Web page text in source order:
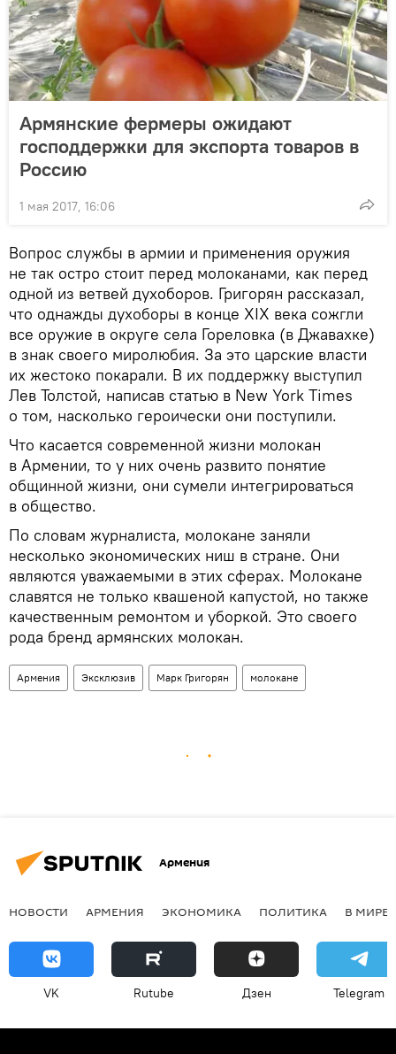
Армянские фермеры ожидают
господдержки для экспорта товаров в
Россию
1 мая 2017, 16:06
Вопрос службы в армии и применения оружия
не так остро стоит перед молоканами, как перед
одной из ветвей духоборов. Григорян рассказал,
что однажды духоборы в конце XIX века сожгли
все оружие в округе села Гореловка (в Джавахке)
в знак своего миролюбия. За это царские власти
их жестоко покарали. В их поддержку выступил
Лев Толстой, написав статью в New York Times
о том, насколько героически они поступили.
Что касается современной жизни молокан
в Армении, то у них очень развито понятие
общинной жизни, они сумели интегрироваться
в общество.
По словам журналиста, молокане заняли
несколько экономических ниш в стране. Они
являются уважаемыми в этих сферах. Молокане
славятся не только квашеной капустой, но также
качественным ремонтом и уборкой. Это своего
рода бренд армянских молокан.
Армения Эксклюзив Марк Григорян молокане
Армения
НОВОСТИ АРМЕНИЯ ЭКОНОМИКА ПОЛИТИКА В МИРЕ
VK Rutube Дзен Telegram